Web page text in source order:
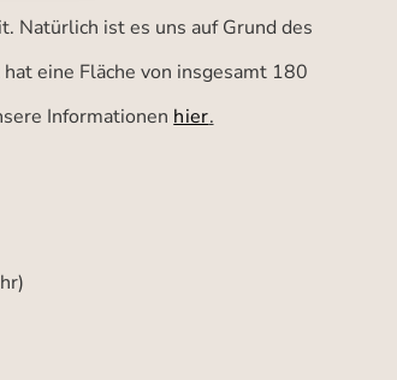
Natürlich ist es uns auf Grund des
eine Fläche von insgesamt 180
Informationen hier.